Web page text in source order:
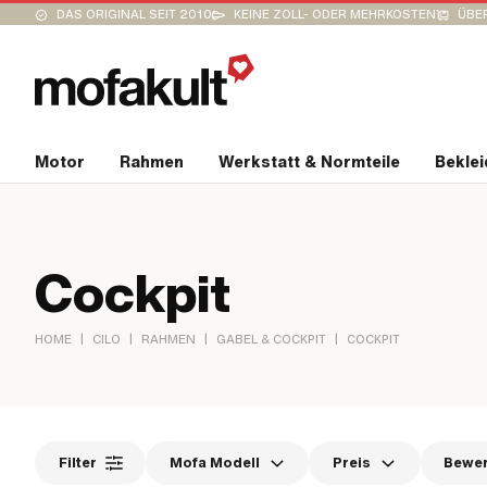
DAS ORIGINAL SEIT 2010 KEINE ZOLL- ODER MEHRKOSTEN
Motor Rahmen Werkstatt & Normteile
Cockpit
HOME | CILO | RAHMEN | GABEL & COCKPIT | COCKPIT
Filter Mofa Modell Preis